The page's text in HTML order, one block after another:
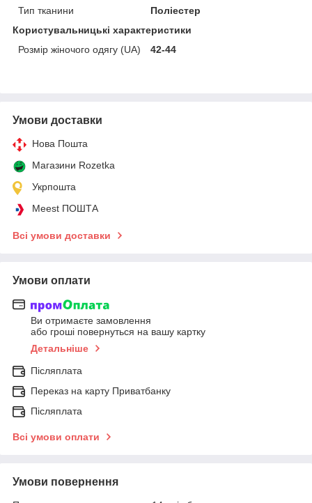
Тип тканини
Поліестер
Користувальницькі характеристики
Розмір жіночого одягу (UA)
42-44
Умови доставки
Нова Пошта
Магазини Rozetka
Укрпошта
Meest ПОШТА
Всі умови доставки
Умови оплати
Ви отримаєте замовлення
або гроші повернуться на вашу картку
Детальніше
Післяплата
Переказ на карту Приватбанку
Післяплата
Всі умови оплати
Умови повернення